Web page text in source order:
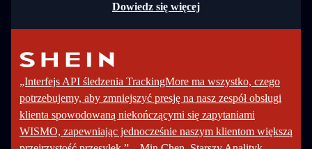
Dowiedz się więcej
„Interfejs API śledzenia TrackingMore ma wszystko, czego
potrzebujemy, aby zmniejszyć presję na nasz zespół obsługi
klienta spowodowaną niekończącymi się zapytaniami
WISMO, zapewniając jednocześnie naszym klientom większą